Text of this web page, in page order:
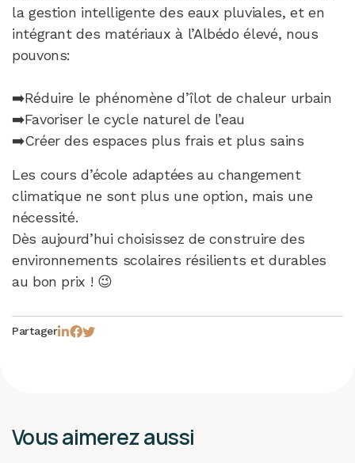
la gestion intelligente des eaux pluviales, et en
intégrant des matériaux à l’Albédo élevé, nous
pouvons:
➡️Réduire le phénomène d’îlot de chaleur urbain
➡️Favoriser le cycle naturel de l’eau
➡️Créer des espaces plus frais et plus sains
Les cours d’école adaptées au changement
climatique ne sont plus une option, mais une
nécessité.
Dès aujourd’hui choisissez de construire des
environnements scolaires résilients et durables
au bon prix ! 😉
Partager
Vous aimerez aussi